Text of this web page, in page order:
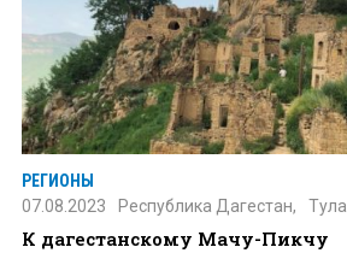
РЕГИОНЫ
07.08.2023
Республика Дагестан, Тула
К дагестанскому Мачу-Пикчу